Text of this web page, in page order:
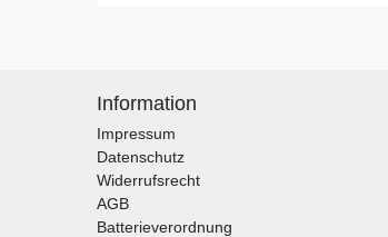
Information
Impressum
Datenschutz
Widerrufsrecht
AGB
Batterieverordnung